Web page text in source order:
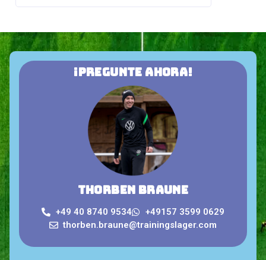
¡Pregunte ahora!
Thorben Braune
+49 40 8740 9534
+49157 3599 0629
thorben.braune@trainingslager.com